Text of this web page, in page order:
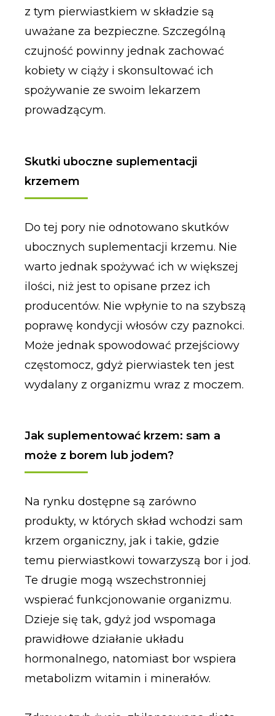
z tym pierwiastkiem w składzie są
uważane za bezpieczne. Szczególną
czujność powinny jednak zachować
kobiety w ciąży i skonsultować ich
spożywanie ze swoim lekarzem
prowadzącym.
Skutki uboczne suplementacji
krzemem
Do tej pory nie odnotowano skutków
ubocznych suplementacji krzemu. Nie
warto jednak spożywać ich w większej
ilości, niż jest to opisane przez ich
producentów. Nie wpłynie to na szybszą
poprawę kondycji włosów czy paznokci.
Może jednak spowodować przejściowy
częstomocz, gdyż pierwiastek ten jest
wydalany z organizmu wraz z moczem.
Jak suplementować krzem: sam a
może z borem lub jodem?
Na rynku dostępne są zarówno
produkty, w których skład wchodzi sam
krzem organiczny, jak i takie, gdzie
temu pierwiastkowi towarzyszą bor i jod.
Te drugie mogą wszechstronniej
wspierać funkcjonowanie organizmu.
Dzieje się tak, gdyż jod wspomaga
prawidłowe działanie układu
hormonalnego, natomiast bor wspiera
metabolizm witamin i minerałów.